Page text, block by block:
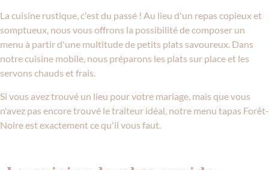
La cuisine rustique, c'est du passé ! Au lieu d'un repas copieux et
somptueux, nous vous offrons la possibilité de composer un
menu à partir d'une multitude de petits plats savoureux. Dans
notre cuisine mobile, nous préparons les plats sur place et les
servons chauds et frais.
Si vous avez trouvé un lieu pour votre mariage, mais que vous
n'avez pas encore trouvé le traiteur idéal, notre menu tapas Forêt-
Noire est exactement ce qu'il vous faut.